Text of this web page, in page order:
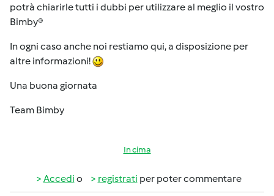
potrà chiarirle tutti i dubbi per utilizzare al meglio il vostro
Bimby®
In ogni caso anche noi restiamo qui, a disposizione per
altre informazioni!
Una buona giornata
Team Bimby
In cima
Accedi o registrati per poter commentare